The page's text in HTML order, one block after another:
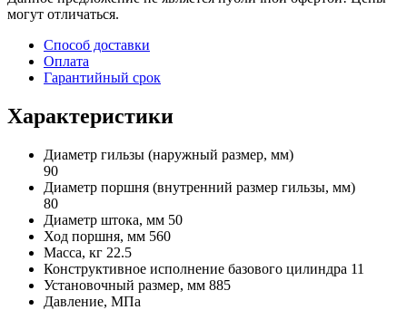
могут отличаться.
Способ доставки
Оплата
Гарантийный срок
Характеристики
Диаметр гильзы (наружный размер, мм)
90
Диаметр поршня (внутренний размер гильзы, мм)
80
Диаметр штока, мм 50
Ход поршня, мм 560
Масса, кг 22.5
Конструктивное исполнение базового цилиндра 11
Установочный размер, мм 885
Давление, МПа